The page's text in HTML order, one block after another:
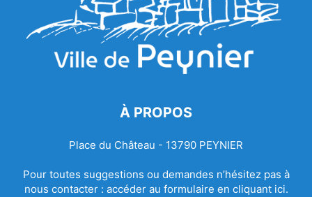
À PROPOS
Place du Château - 13790 PEYNIER
Pour toutes suggestions ou demandes n’hésitez pas à
nous contacter : accéder au formulaire en cliquant ici.